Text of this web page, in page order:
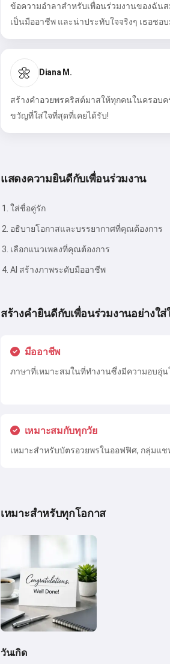
ข้อความอำลาสำหรับเพื่อนร่วมงานของฉัน
เป็นมืออาชีพ และน่าประทับใจจริงๆ เธอชอ
🌼 Diana M.
สร้างคำอวยพรคริสต์มาสให้ทุกคนในครอบค
ขวัญที่ใส่ใจที่สุดที่เคยได้รับ!
แสดงความยินดีกับเพื่อนร่วมงาน
ใส่ชื่อคู่รัก
อธิบายโอกาสและบรรยากาศที่คุณต้องการ
เลือกแนวเพลงที่คุณต้องการ
AI สร้างภาพระดับมืออาชีพ
สร้างคำยินดีกับเพื่อนร่วมงานอย่างใส่
มืออาชีพ
ภาษาที่เหมาะสมในที่ทำงานซึ่งมีความอบอุ่น
เหมาะสมกับทุกวัย
เหมาะสำหรับบัตรอวยพรในออฟฟิศ, กลุ่มแช
เหมาะสำหรับทุกโอกาส
วันเกิด
คำ
ฉันยอมรับ: